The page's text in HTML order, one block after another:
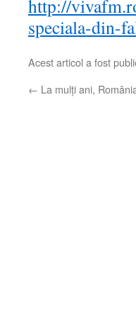
http://
speciala-din-
Acest articol a fost
← La mulți ani,